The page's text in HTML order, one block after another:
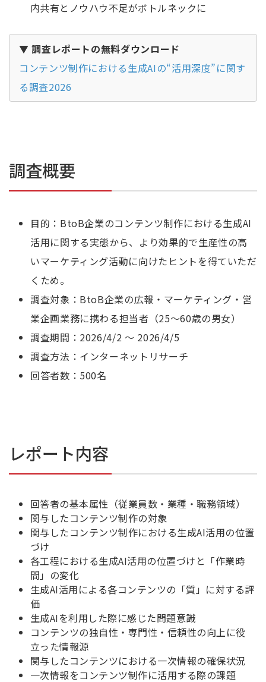
内共有とノウハウ不足がボトルネックに
▼ 調査レポートの無料ダウンロード
コンテンツ制作における生成AIの“活用深度”に関す
る調査2026
調査概要
目的：BtoB企業のコンテンツ制作における生成AI
活用に関する実態から、より効果的で生産性の高
いマーケティング活動に向けたヒントを得ていただ
くため。
調査対象：BtoB企業の広報・マーケティング・営
業企画業務に携わる担当者（25～60歳の男女）
調査期間：2026/4/2 ～ 2026/4/5
調査方法：インターネットリサーチ
回答者数：500名
レポート内容
回答者の基本属性（従業員数・業種・職務領域）
関与したコンテンツ制作の対象
関与したコンテンツ制作における生成AI活用の位置
づけ
各工程における生成AI活用の位置づけと「作業時
間」の変化
生成AI活用による各コンテンツの「質」に対する評
価
生成AIを利用した際に感じた問題意識
コンテンツの独自性・専門性・信頼性の向上に役
立った情報源
関与したコンテンツにおける一次情報の確保状況
一次情報をコンテンツ制作に活用する際の課題